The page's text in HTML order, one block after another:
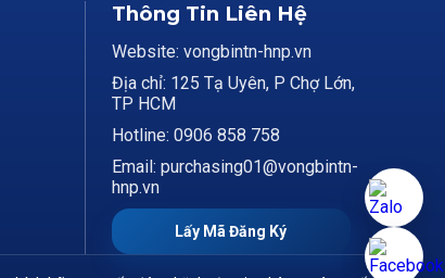
Thông Tin Liên Hệ
Website: vongbintn-hnp.vn
Địa chỉ: 125 Tạ Uyên, P Chợ Lớn,
TP HCM
Hotline: 0906 858 758
Email: purchasing01@vongbintn-
hnp.vn
Lấy Mã Đăng Ký